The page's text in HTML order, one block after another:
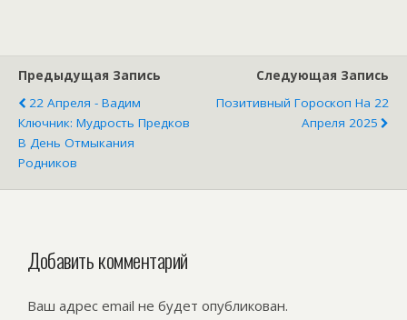
Предыдущая Запись
22 Апреля - Вадим
Ключник: Мудрость Предков
В День Отмыкания
Родников
Следующая Запись
Позитивный Гороскоп На 22
Апреля 2025
Добавить комментарий
Ваш адрес email не будет опубликован.